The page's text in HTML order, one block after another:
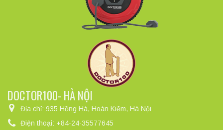
DOCTOR100- HÀ NỘI
Địa chỉ: 935 Hồng Hà, Hoàn Kiếm, Hà Nội
Điện thoại: +84-24-35577645